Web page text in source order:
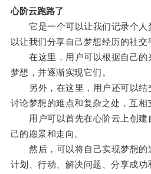
心阶云跑路了
它是一个可以让我们记录个人
以让我们分享自己梦想经历的社交
在这里，用户可以根据自己的
梦想，并逐渐实现它们。
另外，在这里，用户还可以结
讨论梦想的难点和复杂之处，互相
用户可以首先在心阶云上创建
己的愿景和走向。
然后，可以将自己实现梦想的
计划、行动、解决问题、分享成功